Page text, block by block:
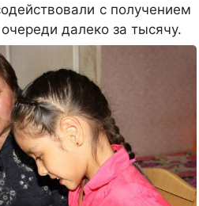
с получением
далеко за тысячу.